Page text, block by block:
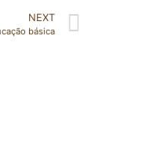
NEXT
básica